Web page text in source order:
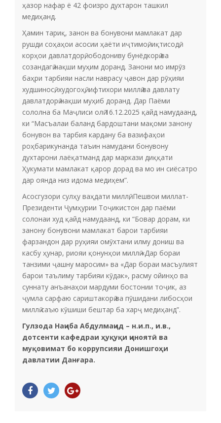
ҳазор нафар ё 42 фоизро духтарон ташкил
медиҳанд.
Ҳамин тариқ, занон ва бонувони мамлакат дар
рушди соҳаҳои асосии ҳаёти иҷтимоӣ, иқтисодӣ,
корҳои давлатдорӣ, ободониву бунёдкорӣ ва
созандагӣ нақши муҳим доранд. Занони мо имрӯз
баҳри тарбияи насли наврасу ҷавон дар рӯҳияи
худшиносӣ, худогоҳӣ, ифтихори миллӣ ва давлату
давлатдорӣ нақши муҳиб доранд. Дар Паёми
сололна ба Маҷлиси олӣ 16.12.2025 қайд намудаанд,
ки “Масъалаи баланд бардоштани мақоми занону
бонувон ва тарбия кардану ба вазифаҳои
роҳбарикунанда таъин намудани бонувону
духтарони лаёқатманд дар маркази диққати
Ҳукумати мамлакат қарор дорад ва мо ин сиёсатро
дар оянда низ идома медиҳем”.
Асосгузори сулҳу ваҳдати миллӣ, Пешвои миллат-
Президенти Ҷумҳурии Тоҷикистон дар паёми
солонаи худ қайд намудаанд, ки “Бовар дорам, ки
занону бонувони мамлакат барои тарбияи
фарзандон дар руҳияи омӯхтани илму дониш ва
касбу ҳунар, риояи қонунҳои миллӣ «Дар бораи
танзими ҷашну маросим» ва «Дар бораи масъулият
барои таълиму тарбияи кӯдак», расму ойинҳо ва
суннату анъанаҳои мардуми бостонии тоҷик, аз
ҷумла сарфаю сариштакорӣ ва пӯшидани либосҳои
миллӣ саъю кӯшиши бештар ба харҷ медиҳанд”.
Гулзода Наҷиба Абдулмаҷид – н.и.п., и.в.,
дотсенти кафедраи ҳуқуқи ҷиноятӣ ва
муқовимат бо коррупсияи Донишгоҳи
давлатии Данғара.